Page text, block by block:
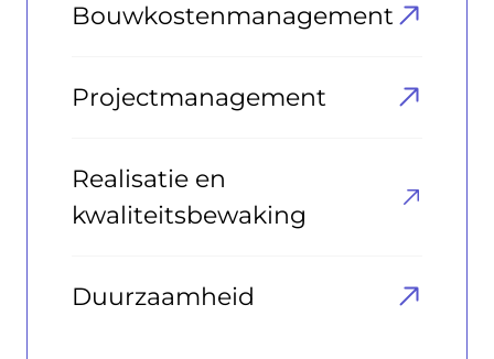
Bouwkostenmanagement
Projectmanagement
Realisatie en
kwaliteitsbewaking
Duurzaamheid